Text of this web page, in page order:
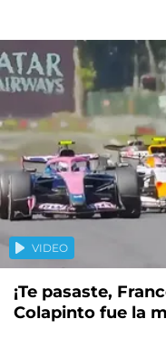
VIDEO
¡Te pasaste,
Colapinto fue la